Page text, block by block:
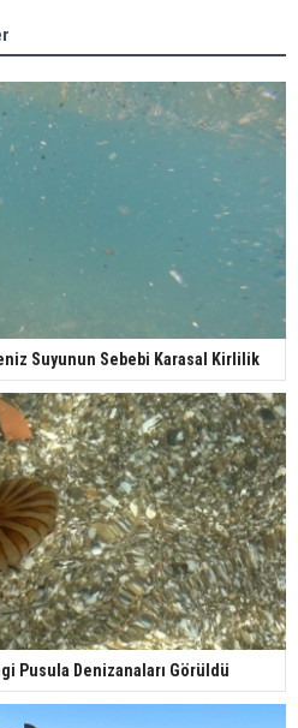
Suyunun Sebebi Karasal Kirlilik
Pusula Denizanaları Görüldü